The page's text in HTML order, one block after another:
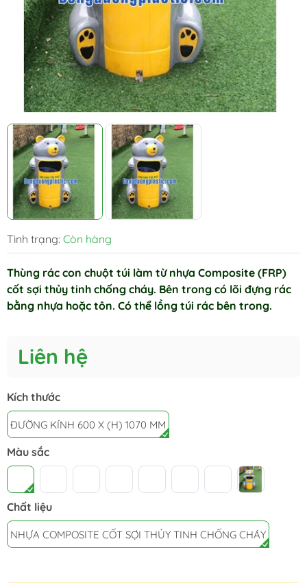
Tình trạng: Còn hàng
Thùng rác con chuột túi làm từ nhựa Composite (FRP)
cốt sợi thủy tinh chống cháy. Bên trong có lõi đựng rác
bằng nhựa hoặc tôn. Có thể lồng túi rác bên trong.
Liên hệ
Kích thước
ĐƯỜNG KÍNH 600 X (H) 1070 MM
Màu sắc
Chất liệu
NHỰA COMPOSITE CỐT SỢI THỦY TINH CHỐNG CHÁY